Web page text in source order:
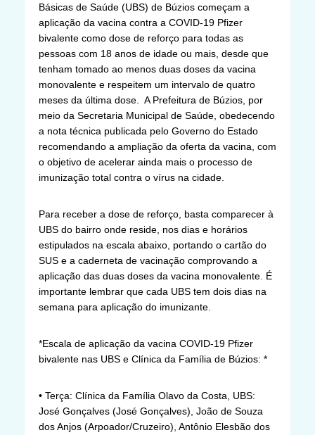
Básicas de Saúde (UBS) de Búzios começam a
aplicação da vacina contra a COVID-19 Pfizer
bivalente como dose de reforço para todas as
pessoas com 18 anos de idade ou mais, desde que
tenham tomado ao menos duas doses da vacina
monovalente e respeitem um intervalo de quatro
meses da última dose. A Prefeitura de Búzios, por
meio da Secretaria Municipal de Saúde, obedecendo
a nota técnica publicada pelo Governo do Estado
recomendando a ampliação da oferta da vacina, com
o objetivo de acelerar ainda mais o processo de
imunização total contra o vírus na cidade.
Para receber a dose de reforço, basta comparecer à
UBS do bairro onde reside, nos dias e horários
estipulados na escala abaixo, portando o cartão do
SUS e a caderneta de vacinação comprovando a
aplicação das duas doses da vacina monovalente. É
importante lembrar que cada UBS tem dois dias na
semana para aplicação do imunizante.
*Escala de aplicação da vacina COVID-19 Pfizer
bivalente nas UBS e Clínica da Família de Búzios: *
• Terça: Clínica da Família Olavo da Costa, UBS:
José Gonçalves (José Gonçalves), João de Souza
dos Anjos (Arpoador/Cruzeiro), Antônio Elesbão dos